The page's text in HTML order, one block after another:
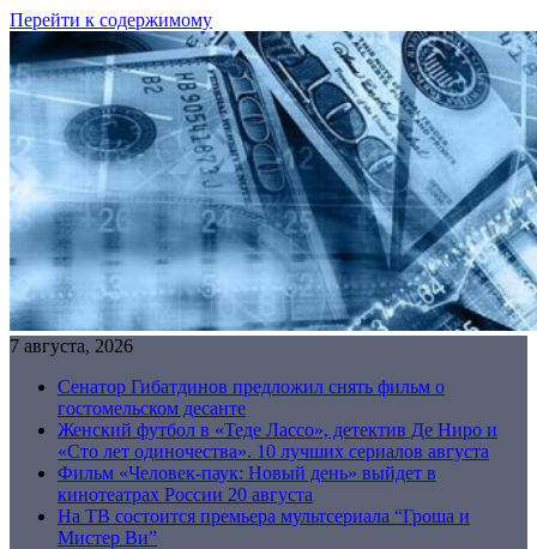
Перейти к содержимому
7 августа, 2026
Сенатор Гибатдинов предложил снять фильм о
гостомельском десанте
Женский футбол в «Теде Лассо», детектив Де Ниро и
«Сто лет одиночества». 10 лучших сериалов августа
Фильм «Человек-паук: Новый день» выйдет в
кинотеатрах России 20 августа
На ТВ состоится премьера мультсериала “Гроша и
Мистер Ви”